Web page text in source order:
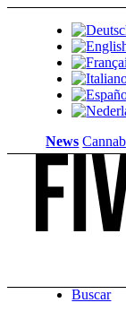
Cannabis
Buscar